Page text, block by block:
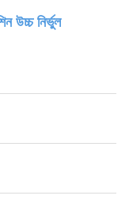
উচ্চ নির্ভুল